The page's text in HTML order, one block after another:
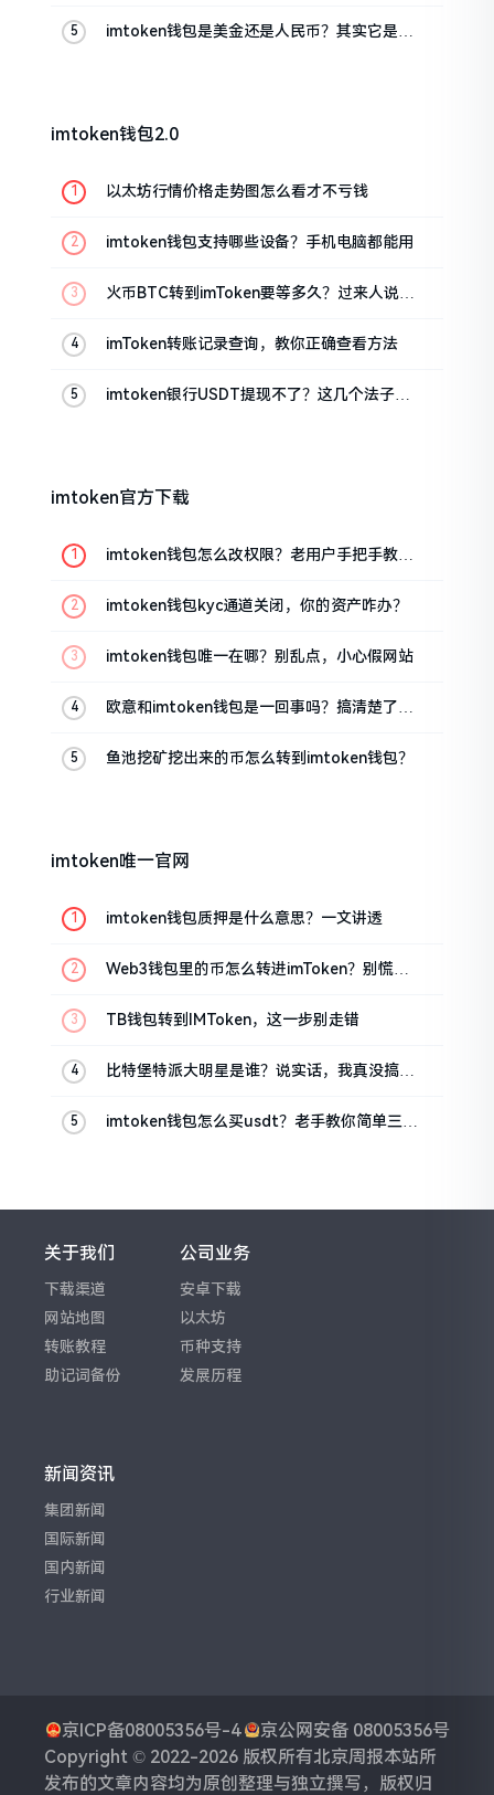
imtoken钱包是美金还是人民币？其实它是个
imtoken钱包2.0
以太坊行情价格走势图怎么看才不亏钱
imtoken钱包支持哪些设备？手机电脑都能用
火币BTC转到imToken要等多久？过来人说说
imToken转账记录查询，教你正确查看方法
imtoken银行USDT提现不了？这几个法子能
imtoken官方下载
imtoken钱包怎么改权限？老用户手把手教你
imtoken钱包kyc通道关闭，你的资产咋办？
imtoken钱包唯一在哪？别乱点，小心假网站
欧意和imtoken钱包是一回事吗？搞清楚了再
鱼池挖矿挖出来的币怎么转到imtoken钱包？
imtoken唯一官网
imtoken钱包质押是什么意思？一文讲透
Web3钱包里的币怎么转进imToken？别慌，
TB钱包转到IMToken，这一步别走错
比特堡特派大明星是谁？说实话，我真没搞明
imtoken钱包怎么买usdt？老手教你简单三步
关于我们
下载渠道
网站地图
转账教程
助记词备份
公司业务
安卓下载
以太坊
币种支持
发展历程
新闻资讯
集团新闻
国际新闻
国内新闻
行业新闻
京ICP备08005356号-4
京公网安备 08005356号
Copyright © 2022-2026 版权所有北京周报本站所
发布的文章内容均为原创整理与独立撰写，版权归